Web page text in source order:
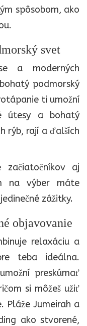
spôsobom, ako
svet
a moderných
podmorský
ti umožní
útesy a bohatý
rýb, rají a ďalších
aj
na výber máte
zážitky.
objavovanie
relaxáciu a
teba ideálna.
preskúmať
si môžeš užiť
Pláže Jumeirah a
ako stvorené,